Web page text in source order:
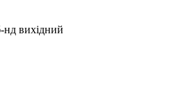
нд вихідний